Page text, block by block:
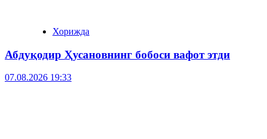
Хорижда
Абдуқодир Ҳусановнинг бобоси вафот этди
07.08.2026 19:33